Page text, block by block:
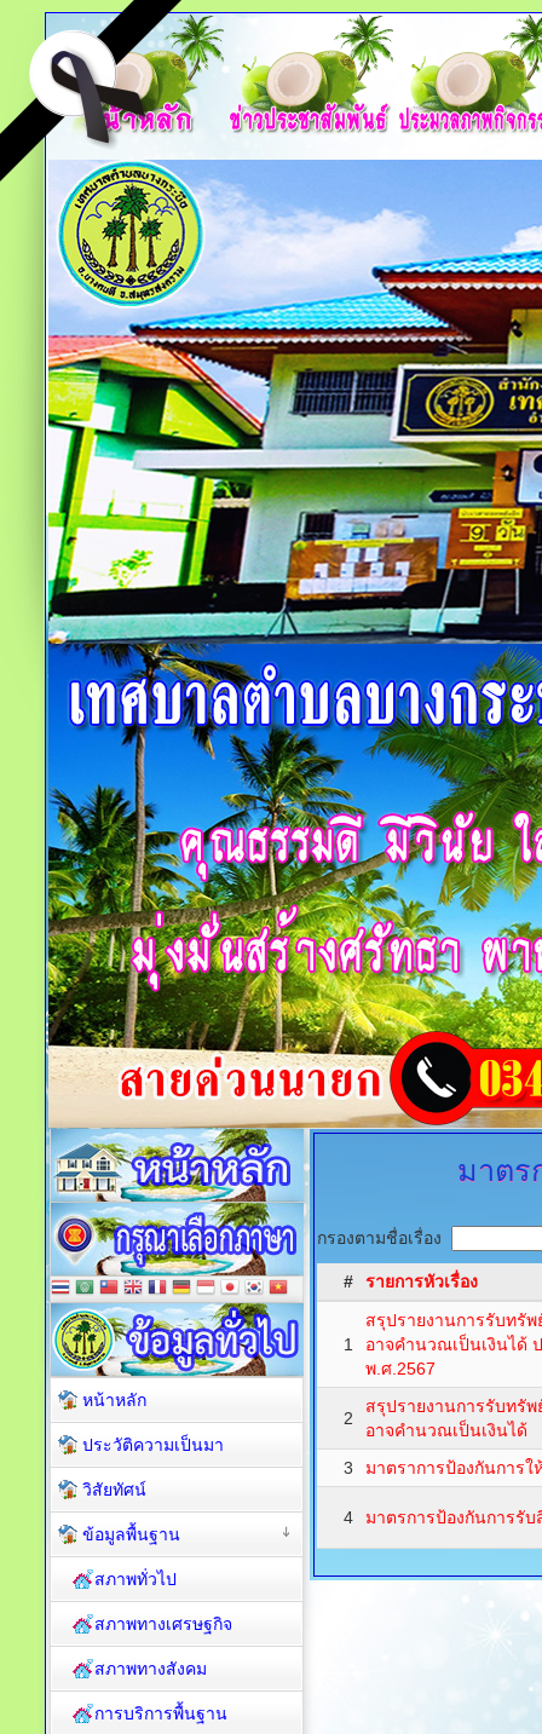
มาตร
กรองตามชื่อเรื่อง
# รายการหัวเรื่อง
1
สรุปรายงานการรับทรั
อาจคำนวณเป็นเงินได้
พ.ศ.2567
2
สรุปรายงานการรับทรั
อาจคำนวณเป็นเงินได้
3
มาตราการป้องกันการ
4 มาตรการป้องกันการรั
หน้าหลัก
ประวัติความเป็นมา
วิสัยทัศน์
ข้อมูลพื้นฐาน
สภาพทั่วไป
สภาพทางเศรษฐกิจ
สภาพทางสังคม
การบริการพื้นฐาน